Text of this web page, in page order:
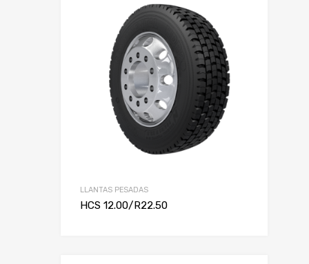
LLANTAS PESADAS
HCS 12.00/R22.50